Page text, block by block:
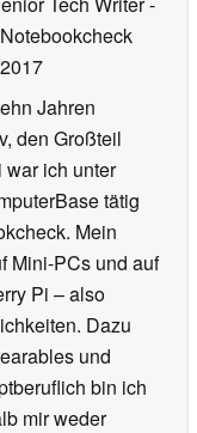
Jahren
den Großteil
ich unter
tätig
Mein
Mini-PCs und auf
Pi – also
Dazu
und
bin ich
mir weder